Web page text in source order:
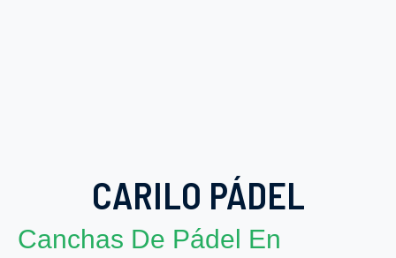
CARILO PÁDEL
Canchas De Pádel En